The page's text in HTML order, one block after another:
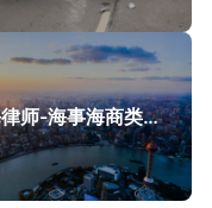
上海律师-海事海商类案件案例